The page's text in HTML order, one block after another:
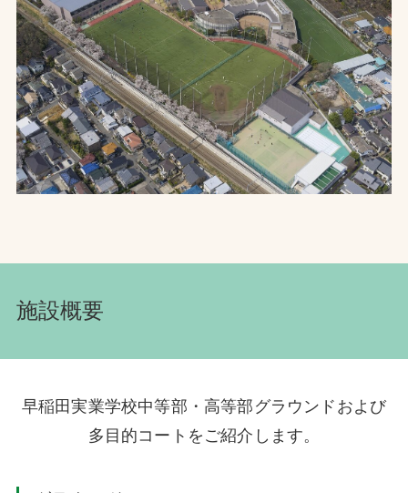
ソーシャルメディアポリシー
施設概要
早稲田実業学校中等部・高等部グラウンドおよび
多目的コートをご紹介します。